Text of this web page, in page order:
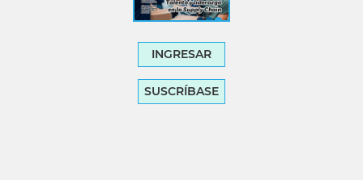
INGRESAR
SUSCRÍBASE